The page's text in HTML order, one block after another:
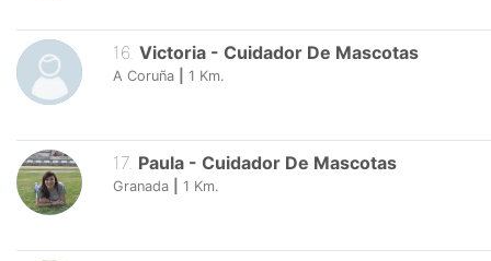
16 Victoria - Cuidador De Mascotas
A Coruña 1 Km.
17. Paula - Cuidador De Mascotas
Granada 1 Km.